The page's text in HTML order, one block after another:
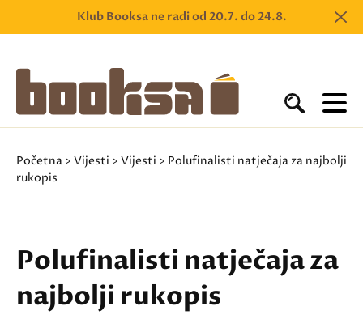
Klub Booksa ne radi od 20.7. do 24.8.
Početna > Vijesti > Vijesti > Polufinalisti natječaja za najbolji
rukopis
Polufinalisti natječaja za
najbolji rukopis